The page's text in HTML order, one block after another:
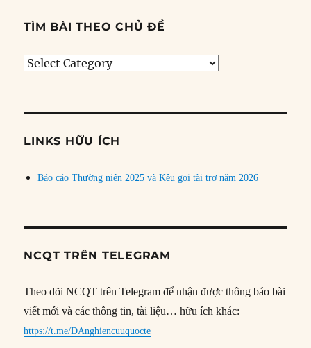
TÌM BÀI THEO CHỦ ĐỀ
Tìm
đề
LINKS HỮU ÍCH
Báo cáo Thường niên 2025 và Kêu gọi tài trợ năm 2026
NCQT TRÊN TELEGRAM
Theo dõi NCQT trên Telegram để nhận được thông báo bài
viết mới và các thông tin, tài liệu… hữu ích khác:
https://t.me/DAnghiencuuquocte